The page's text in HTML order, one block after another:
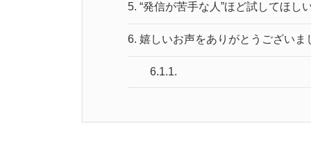
5. “発信が苦手な人”ほど試してほし
6. 嬉しいお声をありがとうございま
6.1.1.